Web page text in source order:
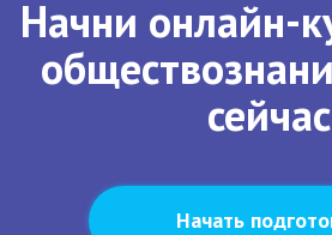
Начни онлайн-
сейчас
Начать